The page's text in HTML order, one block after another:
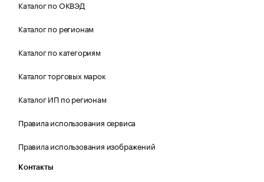
Каталог по ОКВЭД
Каталог по регионам
Каталог по категориям
Каталог торговых марок
Каталог ИП по регионам
Правила использования сервиса
Правила использования изображений
Контакты